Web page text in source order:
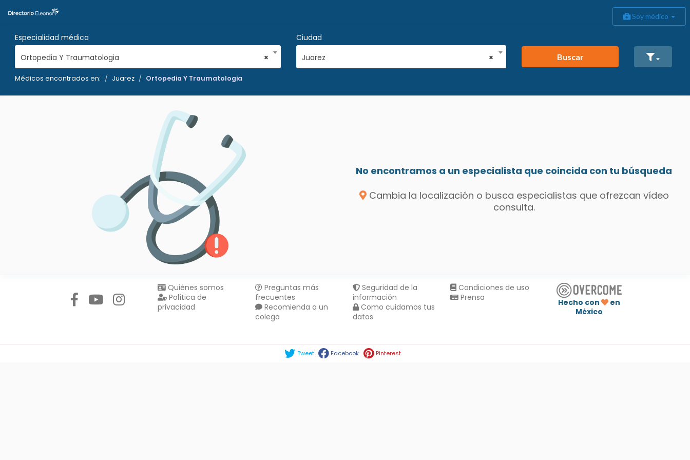
Soy médico
Especialidad médica
×
Ortopedia Y Traumatologia
Ciudad
×
Juarez Buscar
Médicos encontrados en: Juarez Ortopedia Y Traumatologia
No encontramos a un especialista que coincida con tu búsqueda
Cambia la localización o busca especialistas que ofrezcan vídeo
consulta.
Quiénes somos
Política de
privacidad
Preguntas más
frecuentes
Recomienda a un
colega
Seguridad de la
información
Como cuidamos tus
datos
Condiciones de uso
Prensa
Hecho con
en
México
Tweet Facebook Pinterest